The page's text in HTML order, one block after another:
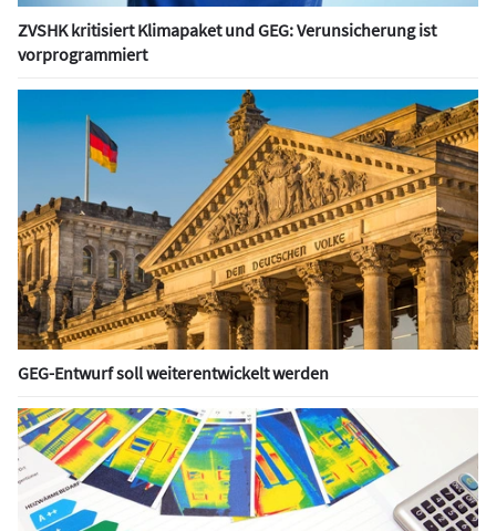
ZVSHK kritisiert Klimapaket und GEG: Verunsicherung ist
vorprogrammiert
GEG-Entwurf soll weiterentwickelt werden